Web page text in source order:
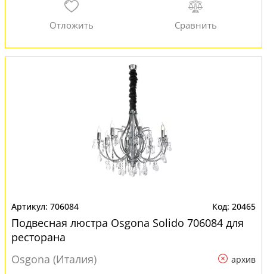
706084 20465
Подвесная люстра Osgona Solido 706084 для
ресторана
Osgona (Италия)
архив